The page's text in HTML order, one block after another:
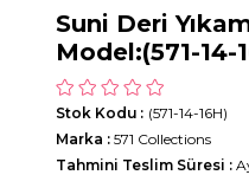
Suni Deri
Model:(571-14-
(571-14-16H)
Stok Kodu
Marka : 571 Collections
Tahmini Teslim Süresi :